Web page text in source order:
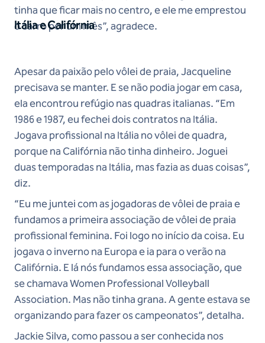
tinha que ficar mais no centro, e ele me emprestou
o carro por um mês”, agradece.
Itália e Califórnia
Apesar da paixão pelo vôlei de praia, Jacqueline
precisava se manter. E se não podia jogar em casa,
ela encontrou refúgio nas quadras italianas. “Em
1986 e 1987, eu fechei dois contratos na Itália.
Jogava profissional na Itália no vôlei de quadra,
porque na Califórnia não tinha dinheiro. Joguei
duas temporadas na Itália, mas fazia as duas coisas”,
diz.
“Eu me juntei com as jogadoras de vôlei de praia e
fundamos a primeira associação de vôlei de praia
profissional feminina. Foi logo no início da coisa. Eu
jogava o inverno na Europa e ia para o verão na
Califórnia. E lá nós fundamos essa associação, que
se chamava Women Professional Volleyball
Association. Mas não tinha grana. A gente estava se
organizando para fazer os campeonatos”, detalha.
Jackie Silva, como passou a ser conhecida nos